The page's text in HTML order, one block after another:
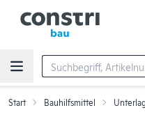
Start Bauhilfsmittel